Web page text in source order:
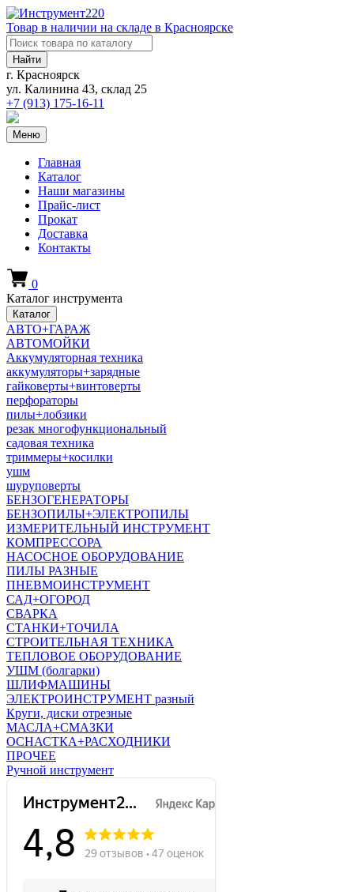
Товар в наличии на складе в Красноярске
Найти
г. Красноярск
ул. Калинина 43, склад 25
+7 (913) 175-16-11
Меню
Главная
Каталог
Наши магазины
Прайс-лист
Прокат
Доставка
Контакты
0
Каталог инструмента
Каталог
АВТО+ГАРАЖ
АВТОМОЙКИ
Аккумуляторная техника
аккумуляторы+зарядные
гайковерты+винтоверты
перфораторы
пилы+лобзики
резак многофункциональный
садовая техника
триммеры+косилки
ушм
шуруповерты
БЕНЗОГЕНЕРАТОРЫ
БЕНЗОПИЛЫ+ЭЛЕКТРОПИЛЫ
ИЗМЕРИТЕЛЬНЫЙ ИНСТРУМЕНТ
КОМПРЕССОРА
НАСОСНОЕ ОБОРУДОВАНИЕ
ПИЛЫ РАЗНЫЕ
ПНЕВМОИНСТРУМЕНТ
САД+ОГОРОД
СВАРКА
СТАНКИ+ТОЧИЛА
СТРОИТЕЛЬНАЯ ТЕХНИКА
ТЕПЛОВОЕ ОБОРУДОВАНИЕ
УШМ (болгарки)
ШЛИФМАШИНЫ
ЭЛЕКТРОИНСТРУМЕНТ разный
Круги, диски отрезные
МАСЛА+СМАЗКИ
ОСНАСТКА+РАСХОДНИКИ
ПРОЧЕЕ
Ручной инструмент